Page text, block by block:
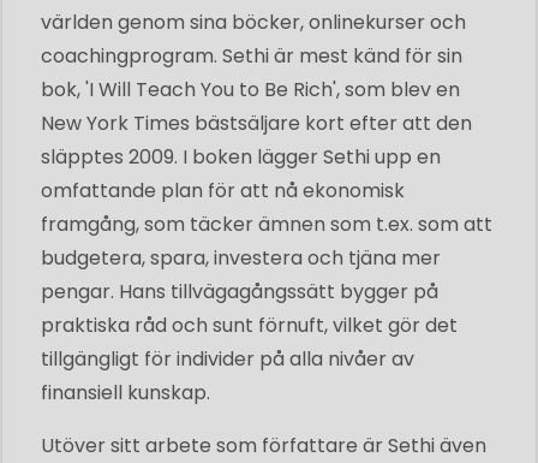
världen genom sina böcker, onlinekurser och
coachingprogram. Sethi är mest känd för sin
bok, 'I Will Teach You to Be Rich', som blev en
New York Times bästsäljare kort efter att den
släpptes 2009. I boken lägger Sethi upp en
omfattande plan för att nå ekonomisk
framgång, som täcker ämnen som t.ex. som att
budgetera, spara, investera och tjäna mer
pengar. Hans tillvägagångssätt bygger på
praktiska råd och sunt förnuft, vilket gör det
tillgängligt för individer på alla nivåer av
finansiell kunskap.
Utöver sitt arbete som författare är Sethi även